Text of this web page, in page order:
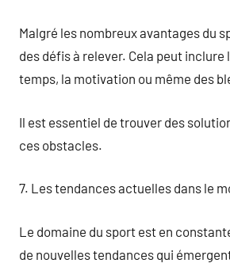
Malgré les nombreux avantages du
des défis à relever. Cela peut inclure
temps, la motivation ou même des
Il est essentiel de trouver des
ces obstacles.
7. Les tendances actuelles dans le
Le domaine du sport est en
de nouvelles tendances qui